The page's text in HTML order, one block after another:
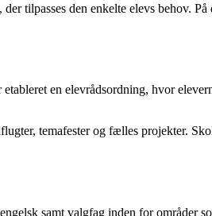
tilpasses den enkelte elevs behov. På
en elevrådsordning, hvor
temafester og fælles projekter.
samt valgfag inden for områder